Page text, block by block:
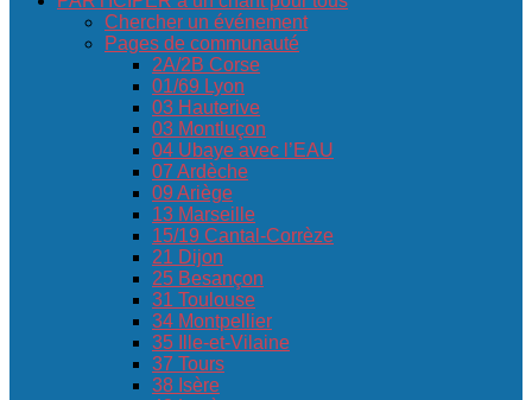
Chercher un événement
Pages de communauté
2A/2B Corse
01/69 Lyon
03 Hauterive
03 Montluçon
04 Ubaye avec l’EAU
07 Ardèche
09 Ariège
13 Marseille
15/19 Cantal-Corrèze
21 Dijon
25 Besançon
31 Toulouse
34 Montpellier
35 Ille-et-Vilaine
37 Tours
38 Isère